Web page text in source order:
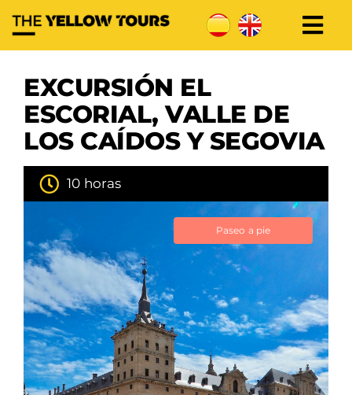
to
content
Toledo
BigBus Toledo
Segovia
+Destinos
Contacto
EXCURSIÓN EL
ESCORIAL, VALLE DE
LOS CAÍDOS Y SEGOVIA
10 horas
Paseo a pie